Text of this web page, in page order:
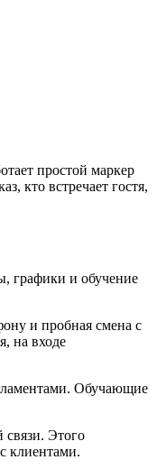
простой маркер
кто встречает гостя,
графики и обучение
и пробная смена с
на входе
Обучающие
связи. Этого
клиентами.